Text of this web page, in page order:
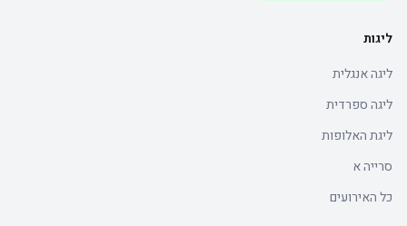
ליגות
ליגה אנגלית
ליגה ספרדית
ליגת האלופות
סרייה א
כל האירועים